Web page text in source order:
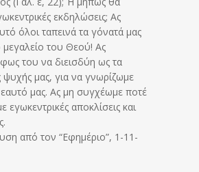
εκδηλώσεις; Ας
όλοι ταπεινά τα γόνατά μας
του Θεού! Ας
του να διεισδύη ως τα
ψυχής μας, για να γνωρίζωμε
μας. Ας μη συγχέωμε ποτέ
εγωκεντρικές αποκλίσεις και
από τον “Εφημέριο”, 1-11-